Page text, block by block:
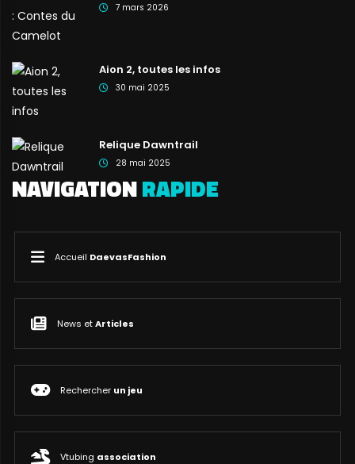
7 mars 2026
Aion 2, toutes les infos
30 mai 2025
Relique Dawntrail
28 mai 2025
NAVIGATIONRAPIDE
Accueil DaevasFashion
News etArticles
Rechercher un jeu
Vtubing association